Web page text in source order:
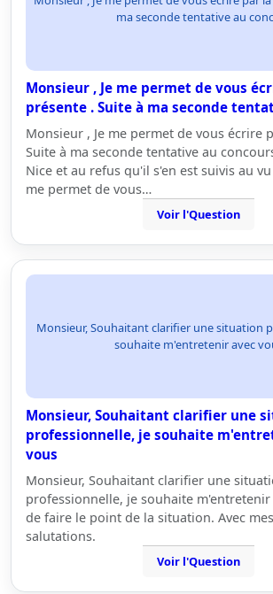
ma seconde tentative au
Monsieur , Je me permet de vous
présente . Suite à ma seconde
Monsieur , Je me permet de vous écrire
Suite à ma seconde tentative au
Nice et au refus qu'il s'en est suivis au
me permet de vous…
Voir l'Question
Monsieur, Souhaitant clarifier une situation
souhaite m'entretenir avec
Monsieur, Souhaitant clarifier une
professionnelle, je souhaite
vous
Monsieur, Souhaitant clarifier une
professionnelle, je souhaite m'entretenir
de faire le point de la situation. Avec
salutations.
Voir l'Question